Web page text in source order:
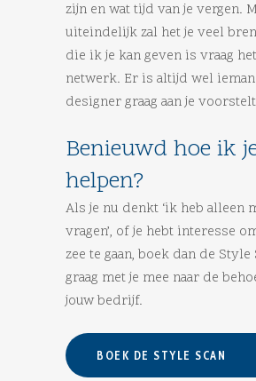
zijn en wat tijd van je vergen.
uiteindelijk zal het je veel
die ik je kan geven is vraag
netwerk. Er is altijd wel
designer graag aan je
Benieuwd hoe ik
helpen?
Als je nu denkt ‘ik heb alleen
vragen’, of je hebt interesse
zee te gaan, boek dan de
graag met je mee naar de
jouw bedrijf.
BOEK DE STYLE SCAN